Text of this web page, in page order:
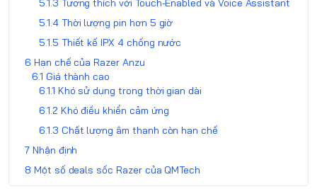
Tương thích với Touch-Enabled và Voice Assistant
Thời lượng pin hơn 5 giờ
Thiết kế IPX 4 chống nước
Hạn chế của Razer Anzu
Giá thành cao
Khó sử dụng trong thời gian dài
Khó điều khiển cảm ứng
Chất lượng âm thanh còn hạn chế
Nhận định
Một số deals sốc Razer của QMTech